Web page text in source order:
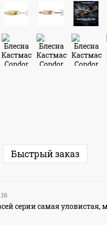
Быстрый заказ
серии самая уловистая,